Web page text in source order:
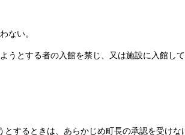
ない。
うとする者の入館を禁じ、又は施設に入館し
するときは、あらかじめ町長の承認を受けな